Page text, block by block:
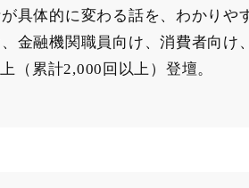
具体的に変わる話を、わかりや
金融機関職員向け、消費者向
（累計2,000回以上）登壇。